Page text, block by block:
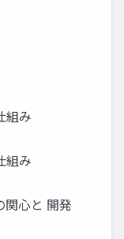
組み
組み
関心と 開発